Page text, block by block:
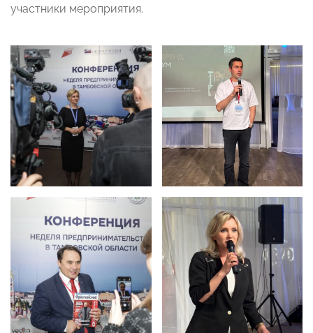
участники мероприятия.